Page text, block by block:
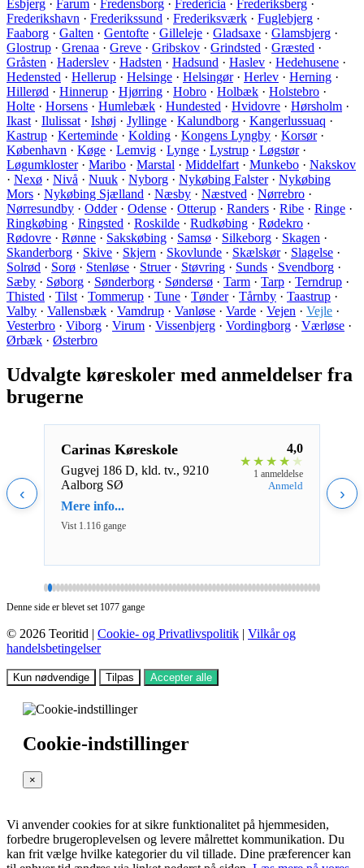
Esbjerg · Farum · Fredensborg · Fredericia · Frederiksberg ·
Frederikshavn · Frederikssund · Frederiksværk · Fuglebjerg ·
Faaborg · Galten · Gentofte · Gilleleje · Gladsaxe · Glamsbjerg ·
Glostrup · Grenaa · Greve · Gribskov · Grindsted · Græsted ·
Gråsten · Haderslev · Hadsten · Hadsund · Haslev · Hedehusene ·
Hedensted · Hellerup · Helsinge · Helsingør· Herlev · Herning ·
Hillerød · Hinnerup · Hjørring · Hobro · Holbæk · Holstebro ·
Holte · Horsens · Humlebæk · Hundested · Hvidovre · Hørsholm ·
Ikast · Ilulissat · Ishøj · Jyllinge · Kalundborg · Kangerlussuaq ·
Kastrup · Kerteminde · Kolding · Kongens Lyngby · Korsør·
København · Køge · Lemvig · Lynge · Lystrup · Løgstør·
Løgumkloster· Maribo · Marstal · Middelfart · Munkebo · Nakskov
· Nexø · Nivå · Nuuk · Nyborg · Nykøbing Falster· Nykøbing
Mors · Nykøbing Sjælland · Næsby · Næstved · Nørrebro ·
Nørresundby · Odder· Odense · Otterup · Randers · Ribe · Ringe ·
Ringkøbing · Ringsted · Roskilde · Rudkøbing · Rødekro ·
Rødovre · Rønne · Sakskøbing · Samsø · Silkeborg · Skagen ·
Skanderborg · Skive · Skjern · Skovlunde · Skælskør· Slagelse ·
Solrød · Sorø · Stenløse · Struer· Støvring · Sunds · Svendborg ·
Sæby · Søborg · Sønderborg · Søndersø · Tarm · Tarp · Terndrup ·
Thisted · Tilst · Tommerup · Tune · Tønder· Tårnby · Taastrup ·
Valby · Vallensbæk · Vamdrup · Vanløse · Varde · Vejen · Vejle ·
Vesterbro · Viborg · Virum · Vissenbjerg · Vordingborg · Værløse ·
Ørbæk · Østerbro
Udvalgte køreskoler med anmeldelser fra
brugerne
‹
Carinas Køreskole
Gugvej 186 D, kld. tv., 9210
Aalborg SØ
Mere info...
Vist 1.116 gange
4,0
★ ★ ★ ★ ★
1 anmeldelse
Anmeld ›
Denne side er blevet set 1077 gange
© 2026 Teoritid | Cookie- og Privatlivspolitik | Vilkår og
handelsbetingelser
Kun nødvendige Tilpas Accepter alle
Cookie-indstillinger
×
Vi anvender cookies for at sikre funktionalitet på hjemmesiden,
forbedre brugeroplevelsen og levere målrettet kommunikation. Du
kan frit vælge hvilke kategorier du vil tillade. Dine præferencer kan